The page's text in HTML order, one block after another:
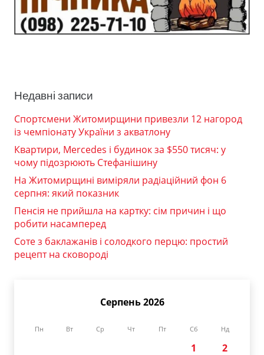
Недавні записи
Спортсмени Житомирщини привезли 12 нагород
із чемпіонату України з акватлону
Квартири, Mercedes і будинок за $550 тисяч: у
чому підозрюють Стефанішину
На Житомирщині виміряли радіаційний фон 6
серпня: який показник
Пенсія не прийшла на картку: сім причин і що
робити насамперед
Соте з баклажанів і солодкого перцю: простий
рецепт на сковороді
Серпень 2026
Пн Вт Ср Чт Пт Сб Нд
1
2